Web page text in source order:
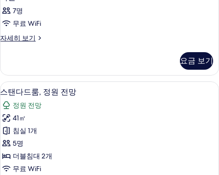
2F))
사
진
보
기
(Garden
View
Deluxe
(1–
히
보
기
실
사
모
보
기
7명
무료 WiFi
자세히 보기
객
히
보
기
요금 보기
스
탠
다
드
룸,
정
원
스탠다드룸, 정원 전망 | 책상, 무료
2
스탠다드룸, 정원 전망
정원 전망
41㎡
침실 1개
5명
더블침대 2개
무료 WiFi